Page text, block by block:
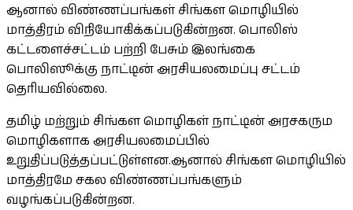
ஆனால் விண்ணப்பங்கள் சிங்கள மொழியில்
மாத்திரம் விநியோகிக்கப்படுகின்றன. பொலிஸ்
கட்டளைச்சட்டம் பற்றி பேசும் இலங்கை
பொலிஸூக்கு நாட்டின் அரசியலமைப்பு சட்டம்
தெரியவில்லை.
தமிழ் மற்றும் சிங்கள மொழிகள் நாட்டின் அரசகரும
மொழிகளாக அரசியலமைப்பில்
உறுதிப்படுத்தப்பட்டுள்ளன.ஆனால் சிங்கள மொழியில்
மாத்திரமே சகல விண்ணப்பங்களும்
வழங்கப்படுகின்றன.